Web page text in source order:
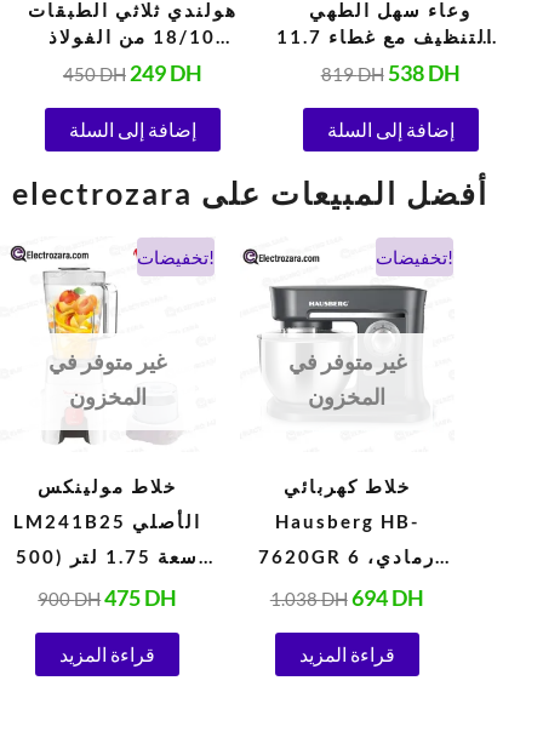
هولندي ثلاثي الطبقات
18/10 من الفولاذ
المقاوم للصدأ – طهي
4.7 لتر، 24 سم
450DH 249DH
إضافة إلى السلة
وعاء سهل الطهي
والتنظيف مع غطاء 11.7
لتر
819DH538DH
إضافة إلى السلة
electrozara أفضل المبيعات على
تخفيضات!
غير متوفر في
المخزون
خلاط مولينكس
LM241B25 الأصلي
سعة 1.75 لتر (500
واط، 220 فولت،
900DH
السعر
الأصلي
هو:
475DH
السعر
الحالي
قراءة المزيد
تخفيضات!
غير متوفر في
المخزون
خلاط كهربائي
Hausberg HB-
7620GR رمادي، 6
سرعات، 5 لترات
1.038DH
السعر
الأصلي
هو:
1.038 DH.
694DH
السعر
الحالي
هو:
قراءة المزيد